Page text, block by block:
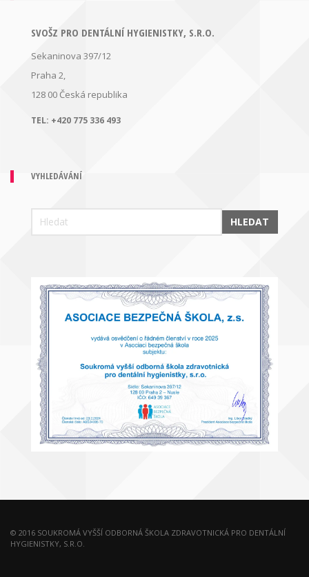
SVOŠZ PRO DENTÁLNÍ HYGIENISTKY, S.R.O.
Sekaninova 397/12
Praha 2,
128 00 Česká republika
TEL: +420 775 336 493
VYHLEDÁVÁNÍ
HLEDAT
© 2016 SOUKROMÁ VYŠŠÍ ODBORNÁ ŠKOLA ZDRAVOTNICKÁ PRO DENTÁLNÍ
HYGIENISTKY, S.R.O.